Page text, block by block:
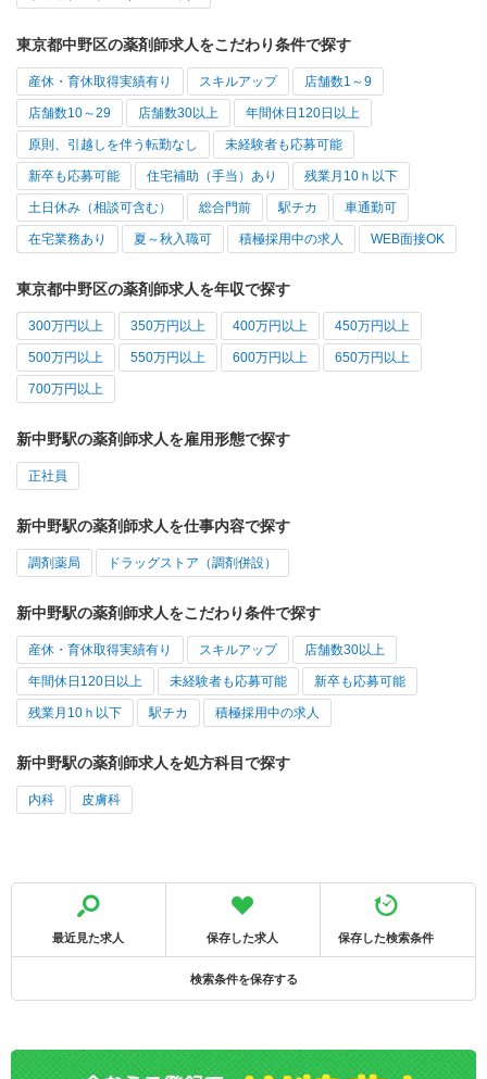
東京都中野区の薬剤師求人をこだわり条件で探す
産休・育休取得実績有り スキルアップ 店舗数1～9
店舗数10～29 店舗数30以上 年間休日120日以上
原則、引越しを伴う転勤なし 未経験者も応募可能
新卒も応募可能 住宅補助（手当）あり 残業月10ｈ以下
土日休み（相談可含む） 総合門前 駅チカ 車通勤可
在宅業務あり 夏～秋入職可 積極採用中の求人 WEB面接OK
東京都中野区の薬剤師求人を年収で探す
300万円以上 350万円以上 400万円以上 450万円以上
500万円以上 550万円以上 600万円以上 650万円以上
700万円以上
新中野駅の薬剤師求人を雇用形態で探す
正社員
新中野駅の薬剤師求人を仕事内容で探す
調剤薬局 ドラッグストア（調剤併設）
新中野駅の薬剤師求人をこだわり条件で探す
産休・育休取得実績有り スキルアップ 店舗数30以上
年間休日120日以上 未経験者も応募可能 新卒も応募可能
残業月10ｈ以下 駅チカ 積極採用中の求人
新中野駅の薬剤師求人を処方科目で探す
内科 皮膚科
最近見た求人 保存した求人 保存した検索条件
検索条件を保存する